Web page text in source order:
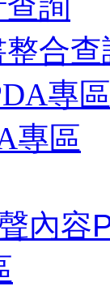
合查
專區
專區
內容